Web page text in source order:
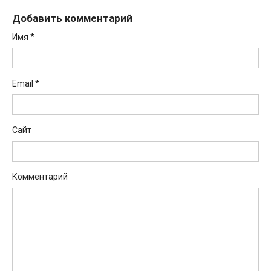
Добавить комментарий
Имя *
Email *
Сайт
Комментарий